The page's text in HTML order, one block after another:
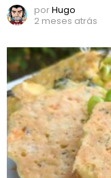
porHugo
2 meses atrás